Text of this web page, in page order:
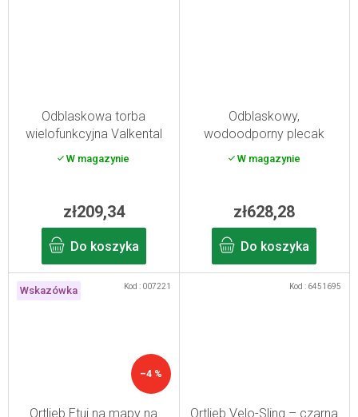
Odblaskowa torba
wielofunkcyjna Valkental
3in1 City Bag Black
W magazynie
zł209,34
Do koszyka
Odblaskowy,
wodoodporny plecak
Valkental UrbanX 2.0
zielony
W magazynie
zł628,28
Do koszyka
Wskazówka
–4 %
Ortlieb Etui na mapy na
Kod : 007221
Ortlieb Velo-Sling – czarna
Kod : 6451695